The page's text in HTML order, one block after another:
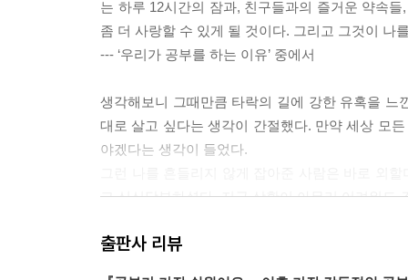
는 하루 12시간의 잠과, 친구들과의 즐거운 약속
좀 더 사랑할 수 있게 될 것이다. 그리고 그것이 나
--- ‘우리가 공부를 하는 이유’ 중에서
생각해보니 그때만큼 타락의 길에 강한 유혹을
대로 살고 싶다는 생각이 간절했다. 만약 세상 모
야겠다는 생각이 들었다.
고 신신당부하셨다. 지금 상황이 아무리 어려워도
그런 기대 속에서 이제 공부는 나에게 모든 것이
출판사 리뷰